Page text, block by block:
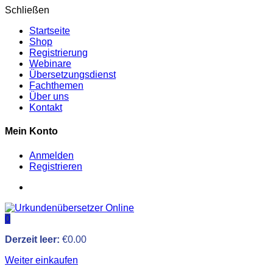
Schließen
Startseite
Shop
Registrierung
Webinare
Übersetzungsdienst
Fachthemen
Über uns
Kontakt
Mein Konto
Anmelden
Registrieren
0
Derzeit leer: €0.00
Weiter einkaufen